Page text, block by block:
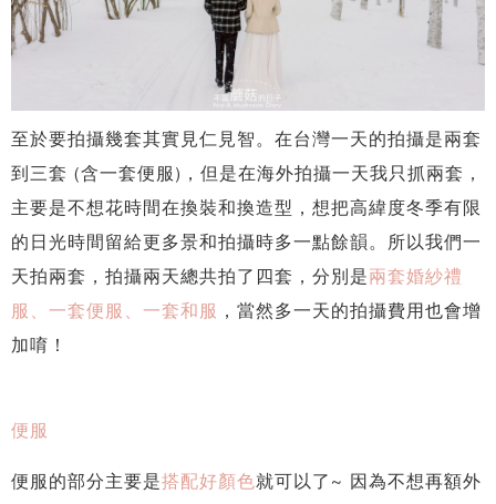
至於要拍攝幾套其實見仁見智。在台灣一天的拍攝是兩套
到三套 (含一套便服)，但是在海外拍攝一天我只抓兩套，
主要是不想花時間在換裝和換造型，想把高緯度冬季有限
的日光時間留給更多景和拍攝時多一點餘韻。所以我們一
天拍兩套，拍攝兩天總共拍了四套，分別是兩套婚紗禮
服、一套便服、一套和服 ，當然多一天的拍攝費用也會增
加唷！
便服
便服的部分主要是搭配好顏色就可以了~ 因為不想再額外